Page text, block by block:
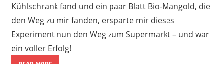
Kühlschrank fand und ein paar Blatt Bio-Mangold, die
den Weg zu mir fanden, ersparte mir dieses
Experiment nun den Weg zum Supermarkt – und war
ein voller Erfolg!